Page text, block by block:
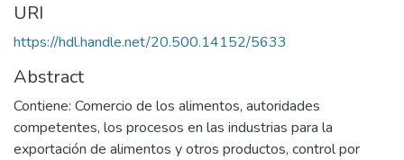
URI
https://hdl.handle.net/20.500.14152/5633
Abstract
Contiene: Comercio de los alimentos, autoridades
competentes, los procesos en las industrias para la
exportación de alimentos y otros productos, control por